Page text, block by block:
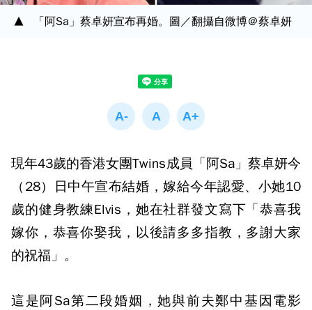
「阿Sa」蔡卓妍宣布再婚。圖／翻攝自微博＠蔡卓妍
現年43歲的香港女團Twins成員「阿Sa」蔡卓妍今
（28）日中午宣布結婚，嫁給今年認愛、小她10
歲的健身教練Elvis，她在社群發文寫下「恭喜我
嫁你，恭喜你娶我，以後請多多指教，多謝大家
的祝福」。
這是阿Sa第二段婚姻，她與前夫鄭中基因電影